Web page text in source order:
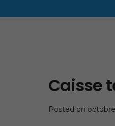
Caisse
Posted on